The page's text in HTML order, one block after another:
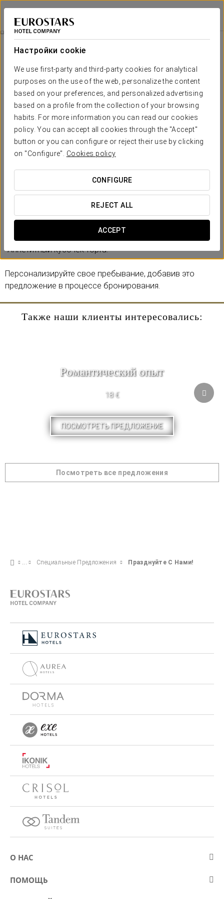
Настройки cookie
We use first-party and third-party cookies for analytical
purposes on the use of the web, personalize the content
based on your preferences, and personalized advertising
based on a profile from the collection of your browsing
habits. For more information you can read our cookies
policy. You can accept all cookies through the "Accept"
button or you can configure or reject their use by clicking
on "Configure". Cookies policy
CONFIGURE
REJECT ALL
ACCEPT
Eurostars Madrid Gran Vía
МАДРИД
Празднуйте С Нами!
20 €
Празднуйте с нами!
Хотите отметить свой день рождения или день
рождения дорогого вам человека вместе с нами?
-Бутылку кавы.
-Аппетитный кусочек торта.
Персонализируйте свое пребывание, добавив это
предложение в процессе бронирования.
Также наши клиенты интересовались:
Pомантический опыт
18 €
ПОСМОТРЕТЬ ПРЕДЛОЖЕНИЕ
Посмотреть все предложения
Специальные Предложения Празднуйте С Нами!
О НАС
О компании Eurostars Hotel Company
ПОМОЩЬ